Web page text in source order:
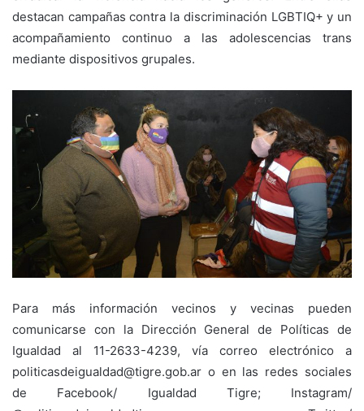
destacan campañas contra la discriminación LGBTIQ+ y un
acompañamiento continuo a las adolescencias trans
mediante dispositivos grupales.
Para más información vecinos y vecinas pueden
comunicarse con la Dirección General de Políticas de
Igualdad al 11-2633-4239, vía correo electrónico a
politicasdeigualdad@tigre.gob.ar o en las redes sociales
de Facebook/ Igualdad Tigre; Instagram/